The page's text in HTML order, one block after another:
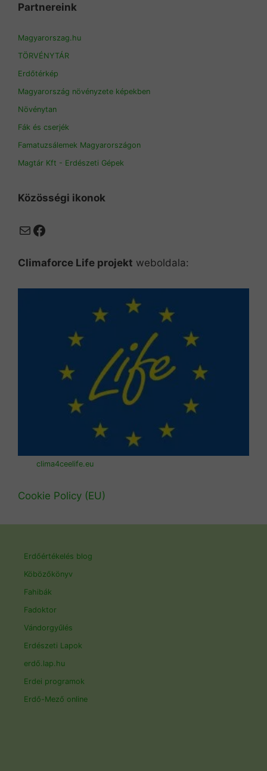
Partnereink
Magyarorszag.hu
TÖRVÉNYTÁR
Erdőtérkép
Magyarország növényzete képekben
Növénytan
Fák és cserjék
Famatuzsálemek Magyarországon
Magtár Kft - Erdészeti Gépek
Közösségi ikonok
MailFacebook
Climaforce Life projekt weboldala:
clima4ceelife.eu
Cookie Policy (EU)
Erdőértékelés blog
Köbözőkönyv
Fahibák
Fadoktor
Vándorgyűlés
Erdészeti Lapok
erdő.lap.hu
Erdei programok
Erdő-Mező online